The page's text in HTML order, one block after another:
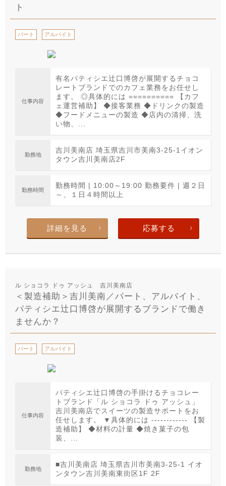
ト
パート アルバイト
仕事内容
有名パティシエ辻口博啓が展開するチョコ
レートブランドでのカフェ業務をお任せし
ます。 ◎具体的には ========== 【カフ
ェ運営補助】 ◆接客業務 ◆ドリンクの製造
◆フードメニューの製造 ◆店内の清掃、洗
い物、...
勤務地
吉川美南店 埼玉県吉川市美南3-25-1イオン
タウン吉川美南店2F
勤務時間
勤務時間 | 10:00～19:00 勤務要件 | 週２日
～、１日４時間以上
詳細を見る 応募する
ル ショコラ ドゥ アッシュ 吉川美南店
＜製造補助＞吉川美南／パート、アルバイト、
パティシエ辻口博啓が展開するブランドで働き
ませんか？
パート アルバイト
仕事内容
パティシエ辻口博啓の手掛けるチョコレー
トブランド「ル ショコラ ドゥ アッシュ」
吉川美南店でスイーツの製造サポートをお
任せします。 ▼具体的には ------------ 【製
造補助】 ◆材料の計量 ◆焼き菓子の包
装、...
勤務地
■吉川美南店 埼玉県吉川市美南3-25-1 イオ
ンタウン吉川美南東街区1F 2F